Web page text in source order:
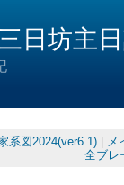
日坊主
系図2024(ver6.1) メ
全ブレ